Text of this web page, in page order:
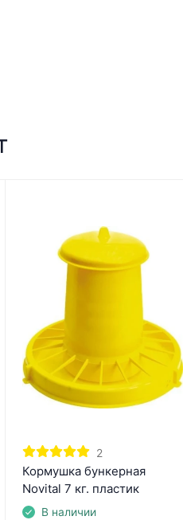
2
Кормушка бункерная
Novital 7 кг. пластик
В наличии